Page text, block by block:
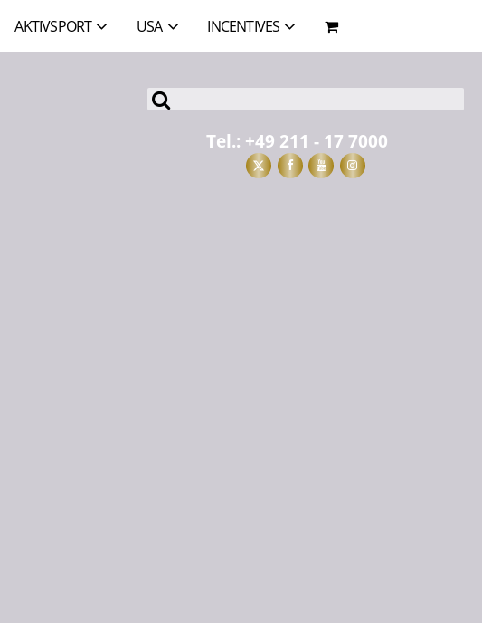
AKTIVSPORT USA INCENTIVES
Tel.: +49 211 - 17 7000